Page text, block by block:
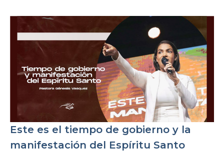
Este es el tiempo de gobierno y la
manifestación del Espíritu Santo